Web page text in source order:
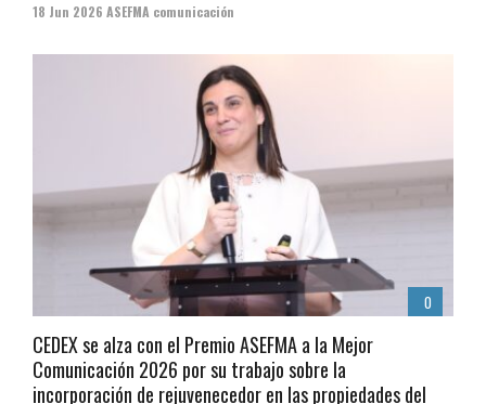
18 Jun 2026 ASEFMA comunicación
0
CEDEX se alza con el Premio ASEFMA a la Mejor
Comunicación 2026 por su trabajo sobre la
incorporación de rejuvenecedor en las propiedades del